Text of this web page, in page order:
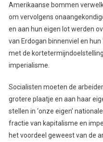
Amerikaanse bommen
om vervolgens
en aan hun eigen lot werden
van Erdogan binnenviel en
met de
imperialisme.
Socialisten moeten de
grotere plaatje en aan haar
stellen in ‘onze eigen’
fractie van kapitalisme en
het voordeel geweest van de